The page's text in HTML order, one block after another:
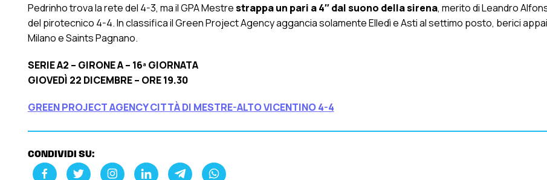
Pedrinho trova la rete del 4-3, ma il GPA Mestrestrappa un pari a 4″ dal suono della sirena, merito di Leandro
del pirotecnico 4-4. In classifica il Green Project Agency aggancia solamente Elledì e Asti al settimo posto, berici
Milano e Saints Pagnano.
SERIE A2 – GIRONE A – 16ª GIORNATA
GIOVEDÌ 22 DICEMBRE – ORE 19.30
GREEN PROJECT AGENCY CITTÀ DI MESTRE-ALTO VICENTINO 4-4
CONDIVIDI SU: